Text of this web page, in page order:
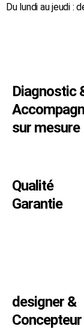
Du lundi au jeudi :
Diagnostic
sur mesure
Qualité
Garantie
designer &
Concepteur